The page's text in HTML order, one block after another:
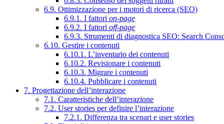
6.9. Ottimizzazione per i motori di ricerca (SEO)
6.9.1. I fattori on-page
6.9.2. I fattori off-page
6.9.3. Strumenti di diagnostica SEO: Search
6.10. Gestire i contenuti
6.10.1. L’inventario dei contenuti
6.10.2. Revisionare i contenuti
6.10.3. Migrare i contenuti
6.10.4. Pubblicare i contenuti
7. Progettazione dell’interazione
7.1. Caratteristiche dell’interazione
7.2. User stories per definire l’interazione
7.2.1. Differenza tra scenari e user stories